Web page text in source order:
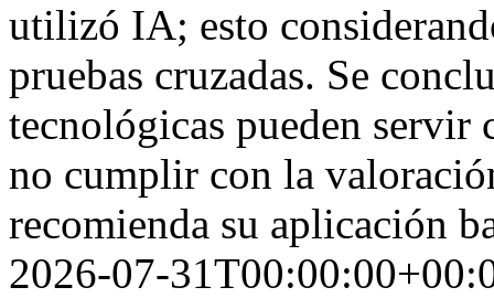
utilizó IA; esto
pruebas cruzadas. Se
tecnológicas pueden
no cumplir con la
recomienda su aplicación
2026-07-